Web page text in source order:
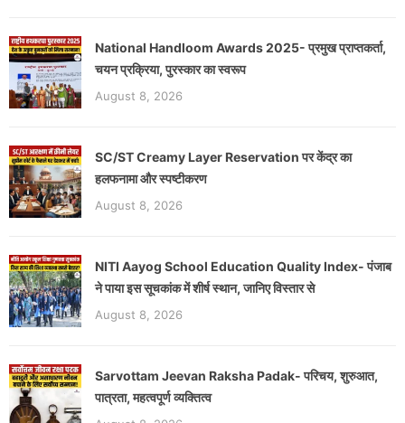
National Handloom Awards 2025- प्रमुख प्राप्तकर्ता,
चयन प्रक्रिया, पुरस्कार का स्वरूप
August 8, 2026
SC/ST Creamy Layer Reservation पर केंद्र का
हलफनामा और स्पष्टीकरण
August 8, 2026
NITI Aayog School Education Quality Index- पंजाब
ने पाया इस सूचकांक में शीर्ष स्थान, जानिए विस्तार से
August 8, 2026
Sarvottam Jeevan Raksha Padak- परिचय, शुरुआत,
पात्रता, महत्वपूर्ण व्यक्तित्व